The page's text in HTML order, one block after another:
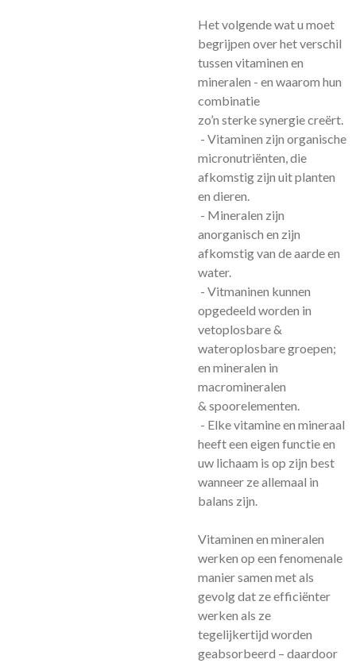
Het volgende wat u moet
begrijpen over het verschil
tussen vitaminen en
mineralen - en waarom hun
combinatie
zo’n sterke synergie creërt.
- Vitaminen zijn organische
micronutriënten, die
afkomstig zijn uit planten
en dieren.
- Mineralen zijn
anorganisch en zijn
afkomstig van de aarde en
water.
- Vitmaninen kunnen
opgedeeld worden in
vetoplosbare &
wateroplosbare groepen;
en mineralen in
macromineralen
& spoorelementen.
- Elke vitamine en mineraal
heeft een eigen functie en
uw lichaam is op zijn best
wanneer ze allemaal in
balans zijn.
Vitaminen en mineralen
werken op een fenomenale
manier samen met als
gevolg dat ze efficiënter
werken als ze
tegelijkertijd worden
geabsorbeerd – daardoor